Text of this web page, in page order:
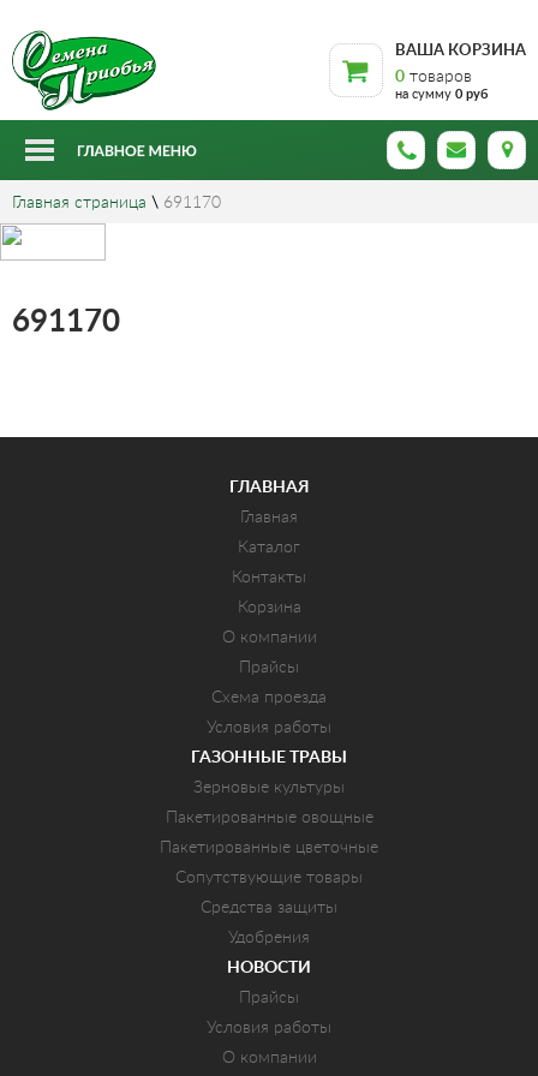
ВАША КОРЗИНА
0 товаров
на сумму 0 руб
Главная страница \ 691170
691170
ГЛАВНАЯ
Главная
Каталог
Контакты
Корзина
О компании
Прайсы
Схема проезда
Условия работы
ГАЗОННЫЕ ТРАВЫ
Зерновые культуры
Пакетированные овощные
Пакетированные цветочные
Сопутствующие товары
Средства защиты
Удобрения
НОВОСТИ
Прайсы
Условия работы
О компании